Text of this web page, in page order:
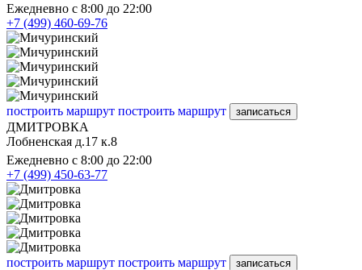
Ежедневно с 8:00 до 22:00
+7 (499) 460-69-76
построить маршрут построить маршрут записаться
ДМИТРОВКА
Лобненская д.17 к.8
Ежедневно с 8:00 до 22:00
+7 (499) 450-63-77
построить маршрут построить маршрут записаться